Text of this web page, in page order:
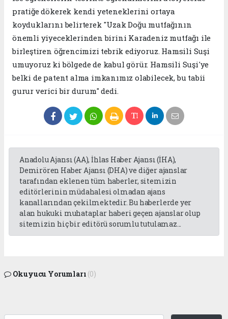
pratiğe dökerek kendi yeteneklerini ortaya
koyduklarını belirterek "Uzak Doğu mutfağının
önemli yiyeceklerinden birini Karadeniz mutfağı ile
birleştiren öğrencimizi tebrik ediyoruz. Hamsili Suşi
umuyoruz ki bölgede de kabul görür. Hamsili Suşi'ye
belki de patent alma imkanımız olabilecek, bu tabii
gurur verici bir durum" dedi.
Anadolu Ajansı (AA), İhlas Haber Ajansı (İHA),
Demirören Haber Ajansı (DHA) ve diğer ajanslar
tarafından eklenen tüm haberler, sitemizin
editörlerinin müdahalesi olmadan ajans
kanallarından çekilmektedir. Bu haberlerde yer
alan hukuki muhataplar haberi geçen ajanslar olup
sitemizin hiç bir editörü sorumlu tutulamaz...
Okuyucu Yorumları (0)